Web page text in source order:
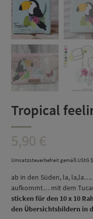
Tropical
5,90 €
Umsatzsteuerbefreit gemäß UStG
ab in den Süden, la,
aufkommt… mit dem
sticken für den 10 x 10
den Übersichtsbildern in